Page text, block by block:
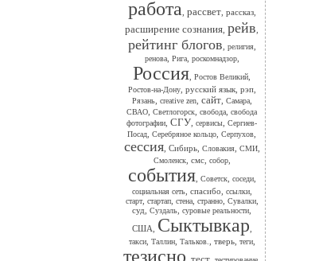
работа рассвет, рассказ,
расширение сознания рейв
рейтинг блогов религия,
ренова, Рига, роскомнадзор,
Россия Ростов Великий
Ростов-на-Дону, русский язык, рэп,
Рязань, сreative zen, сайт, Самара,
СВАО Светлогорск свобода свобода
фотографии СГУ сервисы Сергиев-
Посад Серебряное кольцо Серпухов
сессия, Сибирь, Словакия, СМИ,
Смоленск, смс, собор,
события Советск, соседи,
социальная сеть, спасибо ссылки,
старт, стартап, стена, странно, Сувалки,
суд
Суздаль суровые реальности
США
Сыктывкар
такси, Таллин, Тальков. тверь, теги,
тезисно